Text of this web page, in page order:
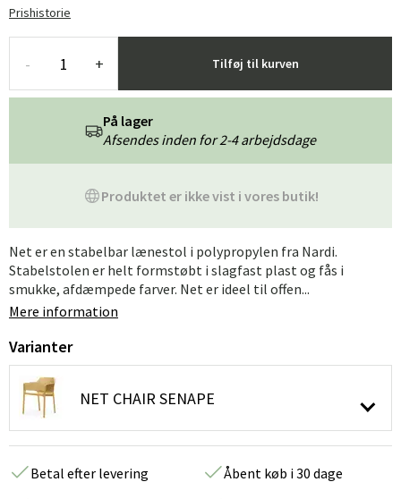
Prishistorie
- + Tilføj til kurven
Produktet er ikke vist i vores butik!
På lager
Afsendes inden for 2-4 arbejdsdage
Net er en stabelbar lænestol i polypropylen fra Nardi.
Stabelstolen er helt formstøbt i slagfast plast og fås i
smukke, afdæmpede farver. Net er ideel til offen...
Mere information
Varianter
NET CHAIR SENAPE
Betal efter levering
Åbent køb i 30 dage